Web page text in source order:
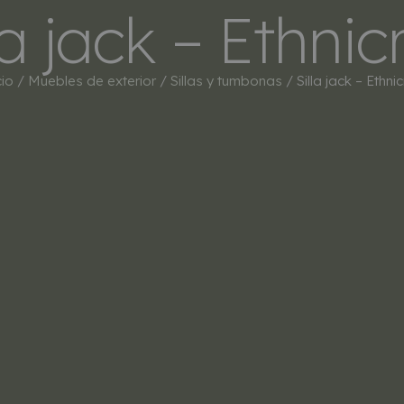
MARCAS
jack –
/ Muebles de exterior/ Sillas y tumbonas / Silla jack –